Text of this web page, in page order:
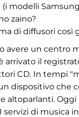
modelli
zaino?
di diffusori così
un centro
il
CD. In tempi
dispositivo che
altoparlanti.
di musica